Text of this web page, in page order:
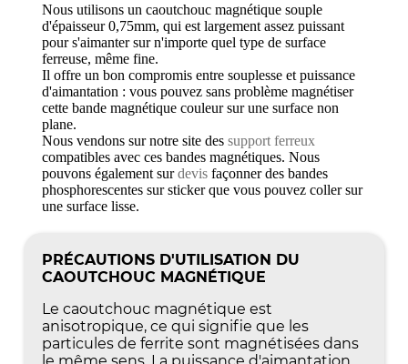
Nous utilisons un caoutchouc magnétique souple
d'épaisseur 0,75mm, qui est largement assez puissant
pour s'aimanter sur n'importe quel type de surface
ferreuse, même fine.
Il offre un bon compromis entre souplesse et puissance
d'aimantation : vous pouvez sans problème magnétiser
cette bande magnétique couleur sur une surface non
plane.
Nous vendons sur notre site dessupport ferreux
compatibles avec ces bandes magnétiques. Nous
pouvons également surdevis façonner des bandes
phosphorescentes sur sticker que vous pouvez coller sur
une surface lisse.
PRÉCAUTIONS D'UTILISATION DU
CAOUTCHOUC MAGNÉTIQUE
Le caoutchouc magnétique est
anisotropique, ce qui signifie que les
particules de ferrite sont magnétisées dans